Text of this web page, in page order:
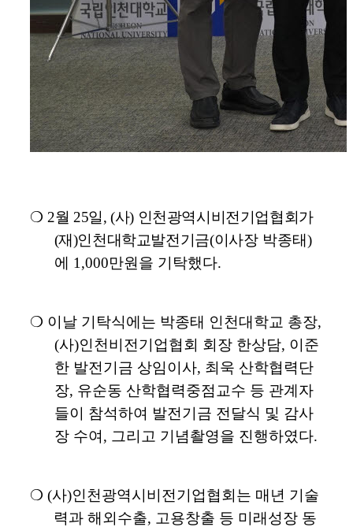
❍ 2월 25일, (사) 인천광역시비전기업협회가
(재)인천대학교발전기금(이사장 박종태)
에 1,000만원을 기탁했다.
❍ 이날 기탁식에는 박종태 인천대학교 총장,
(사)인천비전기업협회 회장 한상담, 이준
한 발전기금 상임이사, 최욱 산학협력단
장, 유순동 산학협력중점교수 등 관계자
들이 참석하여 발전기금 전달식 및 감사
장 수여, 그리고 기념촬영을 진행하였다.
❍ (사)인천광역시비전기업협회는 매년 기술
력과 해외수출, 고용창출 등 미래성장 동